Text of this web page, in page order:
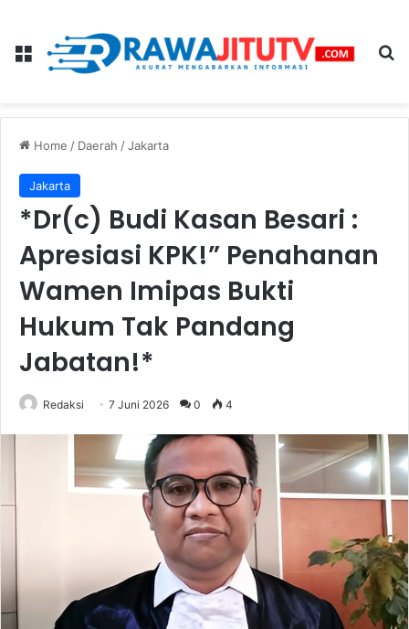
Menu
Home / Daerah /Jakarta
Jakarta
*Dr(c) Budi Kasan Besari :
Apresiasi KPK!” Penahanan
Wamen Imipas Bukti
Hukum Tak Pandang
Jabatan!*
Redaksi 7 Juni 2026 0 4